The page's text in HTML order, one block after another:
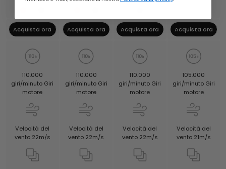
Acquista ora
110.000
giri/minuto Giri
motore
Velocità del
vento 22m/s
Acquista ora
110.000
giri/minuto Giri
motore
Velocità del
vento 22m/s
Acquista ora
110.000
giri/minuto Giri
motore
Velocità del
vento 22m/s
Acquista ora
105.000
giri/minuto Giri
motore
Velocità del
vento 21m/s